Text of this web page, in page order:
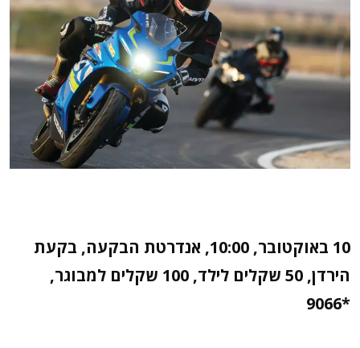
10 באוקטובר, 10:00, אנדרטת הבקעה, בקעת
הירדן, 50 שקלים לילד, 100 שקלים למבוגר,
*9066